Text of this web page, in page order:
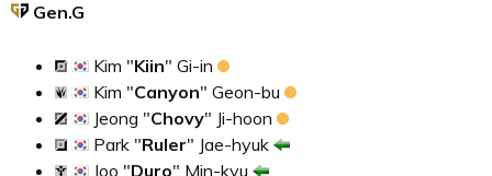
Gen.G
Kim "Kiin" Gi-in
Kim "Canyon" Geon-bu
Jeong "Chovy" Ji-hoon
Park "Ruler" Jae-hyuk
Joo "Duro" Min-kyu